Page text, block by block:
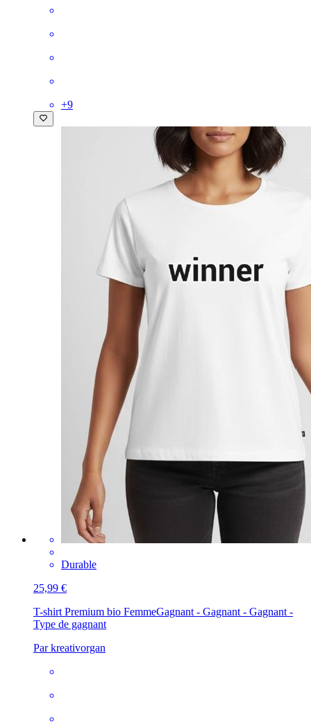
+9
Durable
25,99 €
T-shirt Premium bio FemmeGagnant - Gagnant - Gagnant -
Type de gagnant
Par kreativorgan